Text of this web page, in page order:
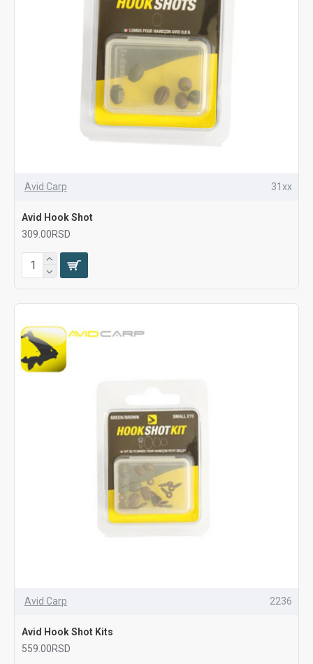
Avid Carp 31xx
Avid Hook Shot
309.00RSD
Avid Carp 2236
Avid Hook Shot Kits
559.00RSD